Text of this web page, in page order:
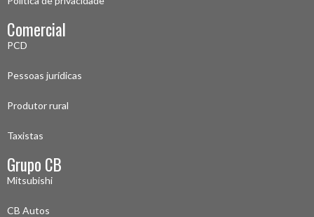
Comercial
PCD
Pessoas jurídicas
Produtor rural
Taxistas
Grupo CB
Mitsubishi
CB Autos